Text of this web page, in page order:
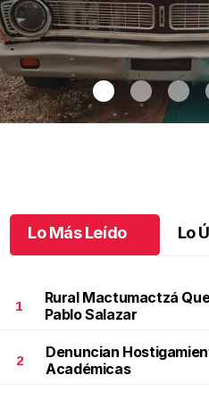
Autos clásicos invaden Tuxtla
clásicos invaden Tuxtla Gutiérrez
Lo Más Leído Lo
1
Rural Mactumactzá
Pablo Salazar
2
Denuncian
Académicas